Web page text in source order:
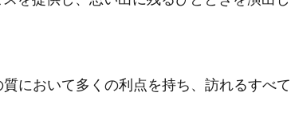
において多くの利点を持ち、訪れるすべて